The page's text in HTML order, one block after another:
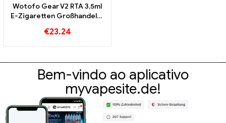
Wotofo Gear V2 RTA 3,5ml
E-Zigaretten Großhandel丨
€23.24
Bem-vindo ao aplicativo
myvapesite.de!